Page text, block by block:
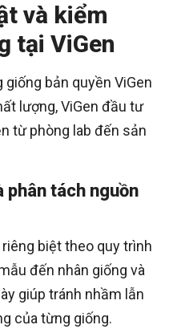
và kiểm
tại ViGen
bản quyền ViGen
lượng, ViGen đầu tư
từ phòng lab đến sản
phân tách nguồn
biệt theo quy trình
đến nhân giống và
giúp tránh nhầm lẫn
của từng giống.